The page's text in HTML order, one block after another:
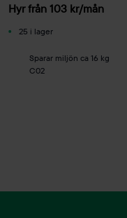
Hyr från 103 kr/mån
25 i lager
Sparar miljön ca 16 kg
C02